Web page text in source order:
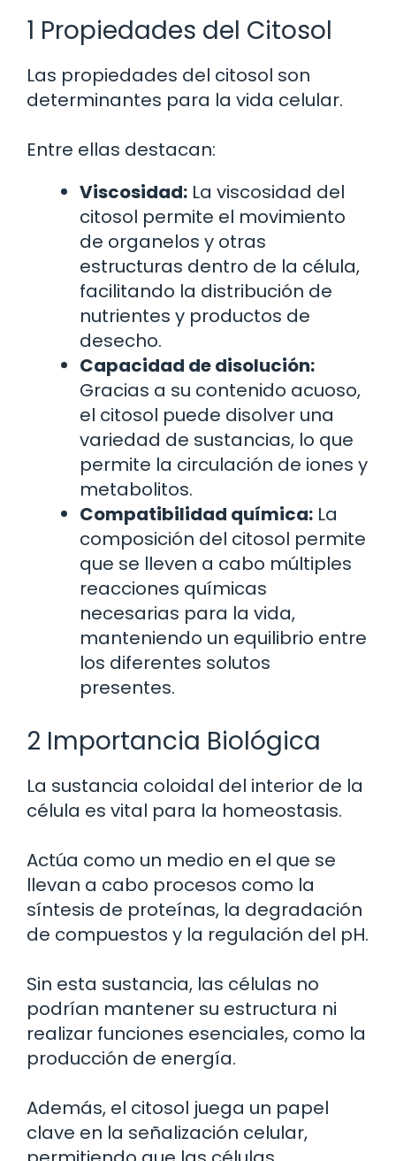
1 Propiedades del Citosol
Las propiedades del citosol son
determinantes para la vida celular.
Entre ellas destacan:
Viscosidad: La viscosidad del
citosol permite el movimiento
de organelos y otras
estructuras dentro de la célula,
facilitando la distribución de
nutrientes y productos de
desecho.
Capacidad de disolución:
Gracias a su contenido acuoso,
el citosol puede disolver una
variedad de sustancias, lo que
permite la circulación de iones y
metabolitos.
Compatibilidad química: La
composición del citosol permite
que se lleven a cabo múltiples
reacciones químicas
necesarias para la vida,
manteniendo un equilibrio entre
los diferentes solutos
presentes.
2 Importancia Biológica
La sustancia coloidal del interior de la
célula es vital para la homeostasis.
Actúa como un medio en el que se
llevan a cabo procesos como la
síntesis de proteínas, la degradación
de compuestos y la regulación del pH.
Sin esta sustancia, las células no
podrían mantener su estructura ni
realizar funciones esenciales, como la
producción de energía.
Además, el citosol juega un papel
clave en la señalización celular,